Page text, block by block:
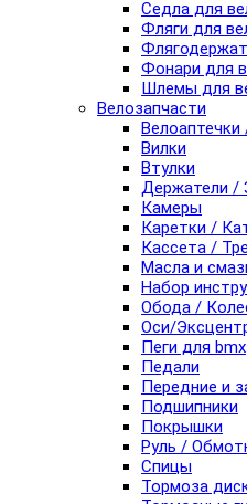
Седла для
Фляги для
Фонари для
Шлемы для
Велозапчасти
Вилки
Втулки
Держатели /
Камеры
Каретки /
Кассета /
Масла и
Набор
Обода /
Оси/
Пеги для bmx
Педали
Передние и
Подшипники
Покрышки
Руль /
Спицы
Тормоза